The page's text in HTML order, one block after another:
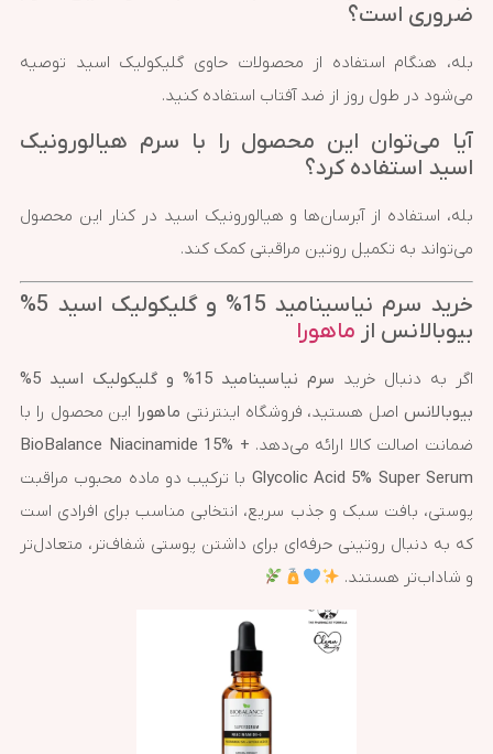
ضروری است؟
بله، هنگام استفاده از محصولات حاوی گلیکولیک اسید توصیه
می‌شود در طول روز از ضد آفتاب استفاده کنید.
آیا می‌توان این محصول را با سرم هیالورونیک
اسید استفاده کرد؟
بله، استفاده از آبرسان‌ها و هیالورونیک اسید در کنار این محصول
می‌تواند به تکمیل روتین مراقبتی کمک کند.
خرید سرم نیاسینامید 15% و گلیکولیک اسید 5%
بیوبالانس از ماهورا
اگر به دنبال خرید
سرم نیاسینامید 15% و گلیکولیک اسید 5%
بیوبالانس اصل هستید، فروشگاه اینترنتی ماهورا این محصول را با
ضمانت اصالت کالا ارائه می‌دهد. BioBalance Niacinamide 15% +
Glycolic Acid 5% Super Serum با ترکیب دو ماده محبوب مراقبت
پوستی، بافت سبک و جذب سریع، انتخابی مناسب برای افرادی است
که به دنبال روتینی حرفه‌ای برای داشتن پوستی شفاف‌تر، متعادل‌تر
و شاداب‌تر هستند.